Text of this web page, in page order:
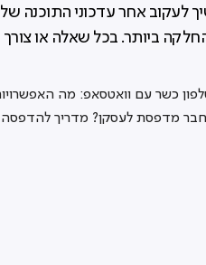
לעקוב אחר עדכוני התוכנה
ביותר. בכל שאלה או
כשר עם וואטסאפ: מה האפשרויות ב-2026 ואיזה
מדפסת לעסקן? מדריך